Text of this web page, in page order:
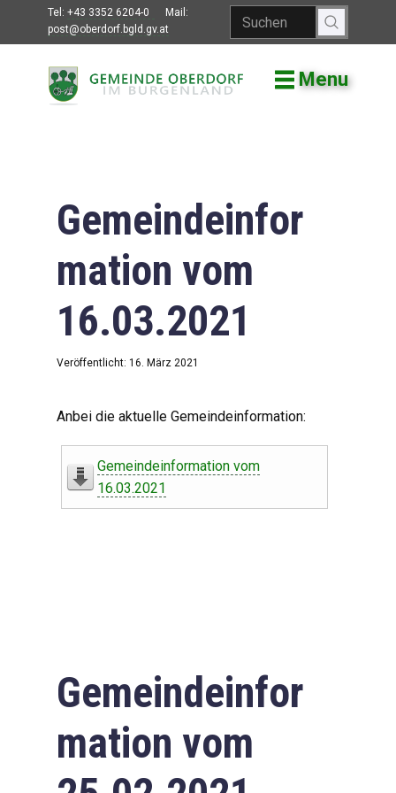
Tel: +43 3352 6204-0
Mail:
post@oberdorf.bgld.gv.at
Menu
Willkommen
Gemeindeamt
Gemeinderat
Bildung
Vereine
Leben in Oberdorf
Downloads
Impressum
Datenschutzerklärung
Gemeindeinfor
mation vom
16.03.2021
Veröffentlicht: 16. März 2021
Anbei die aktuelle Gemeindeinformation:
Gemeindeinformation vom
16.03.2021
Gemeindeinfor
mation vom